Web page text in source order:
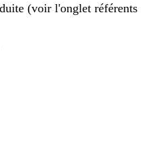
(voir l'onglet référents